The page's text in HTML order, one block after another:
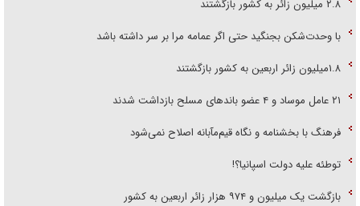
۲.۸ میلیون زائر به کشور بازگشتند
با وحدت‌شکن بجنگید حتی اگر عمامه مرا بر سر داشته باشد
۱.۸میلیون زائر اربعین به کشور بازگشتند
۲۱ عامل موساد و ۴ عضو باند‌های مسلح بازداشت شدند
فرهنگ با بخشنامه و نگاه قیم‌مآبانه اصلاح نمی‌شود
توطئه علیه دولت اسپانیا؟!
بازگشت یک میلیون و ۹۷۴ هزار زائر اربعین به کشور